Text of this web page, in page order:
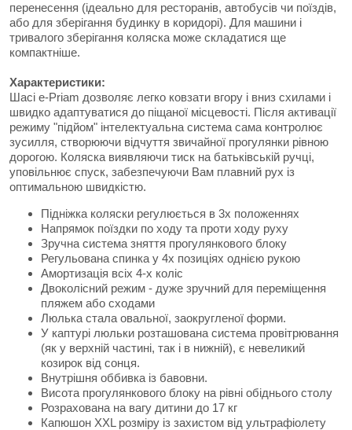
перенесення (ідеально для ресторанів, автобусів чи поїздів,
або для зберігання будинку в коридорі). Для машини і
тривалого зберігання коляска може складатися ще
компактніше.
Характеристики:
Шасі e-Priam дозволяє легко ковзати вгору і вниз схилами і
швидко адаптуватися до піщаної місцевості. Після активації
режиму "підйом" інтелектуальна система сама контролює
зусилля, створюючи відчуття звичайної прогулянки рівною
дорогою. Коляска виявляючи тиск на батьківській ручці,
уповільнює спуск, забезпечуючи Вам плавний рух із
оптимальною швидкістю.
Підніжка коляски регулюється в 3х положеннях
Напрямок поїздки по ходу та проти ходу руху
Зручна система зняття прогулянкового блоку
Регульована спинка у 4х позиціях однією рукою
Амортизація всіх 4-х коліс
Двоколісний режим - дуже зручний для переміщення
пляжем або сходами
Люлька стала овальної, заокругленої форми.
У каптурі люльки розташована система провітрювання
(як у верхній частині, так і в нижній), є невеликий
козирок від сонця.
Внутрішня оббивка із бавовни.
Висота прогулянкового блоку на рівні обіднього столу
Розрахована на вагу дитини до 17 кг
Капюшон XXL розміру із захистом від ультрафіолету